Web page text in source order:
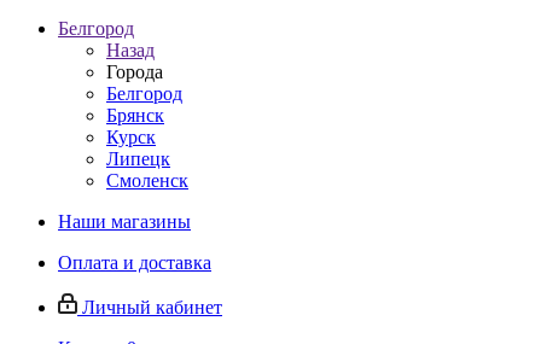
Белгород
Назад
Города
Белгород
Брянск
Курск
Липецк
Смоленск
Наши магазины
Оплата и доставка
Личный кабинет